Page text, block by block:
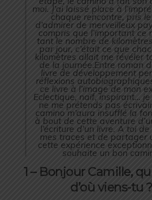
moi. J’ai laissé place à
chaque rencontre, pris
d’admirer de merveilleux
compris que l’important ce
tant le nombre de
par jour, c’était ce que
kilomètres allait me révéler
de la journée.Entre roman
livre de développement
réflexions
ce livre à l’image de mon
Eclectique, naïf, inspirant… je
ne me prétends pas
camino m’aura insufflé la
à bout de cette aventure
l’écriture d’un livre. A toi
mes traces et de partager
cette expérience
souhaite un bon
1 – Bonjour Camille,
d’où viens-tu ?